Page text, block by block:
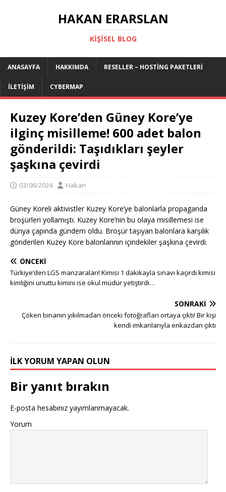
HAKAN ERARSLAN
KIŞISEL BLOG
ANASAYFA HAKKIMDA RESELLER – HOSTING PAKETLERI
İLETIŞIM CYBERMAP
Kuzey Kore’den Güney Kore’ye
ilginç misilleme! 600 adet balon
gönderildi: Taşıdıkları şeyler
şaşkına çevirdi
03/06/2024 Hakan
Güney Koreli aktivistler Kuzey Kore’ye balonlarla propaganda
broşürleri yollamıştı. Kuzey Kore’nin bu olaya misillemesi ise
dünya çapında gündem oldu. Broşür taşıyan balonlara karşılık
gönderilen Kuzey Kore balonlarının içindekiler şaşkına çevirdi.
ÖNCEKI
Türkiye’den LGS manzaraları! Kimisi 1 dakikayla sınavı kaçırdı kimisi
kimliğini unuttu kimini ise okul müdür yetiştirdi…
SONRAKI
Çöken binanın yıkılmadan önceki fotoğrafları ortaya çıktı! Bir kişi
kendi imkanlarıyla enkazdan çıktı
İLK YORUM YAPAN OLUN
Bir yanıt bırakın
E-posta hesabınız yayımlanmayacak.
Yorum